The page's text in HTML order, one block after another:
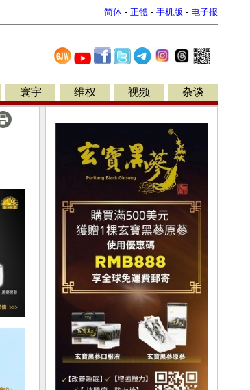
简体 - 正體 - 手机版 - 电子报
寰宇 维权 视频 杂谈